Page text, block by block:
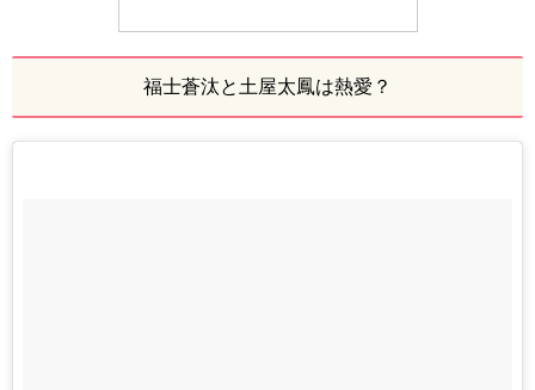
福士蒼汰と土屋太鳳は熱愛？